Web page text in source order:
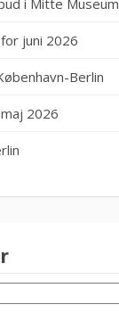
i Mitte Museum
juni 2026
Berlin
2026